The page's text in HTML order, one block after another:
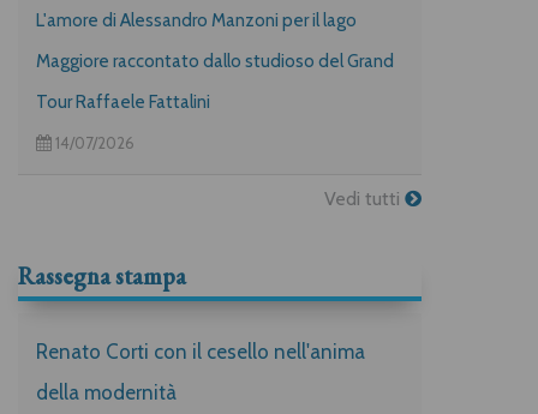
L'amore di Alessandro Manzoni per il lago
Maggiore raccontato dallo studioso del Grand
Tour Raffaele Fattalini
14/07/2026
Vedi tutti
Rassegna stampa
Renato Corti con il cesello nell'anima
della modernità